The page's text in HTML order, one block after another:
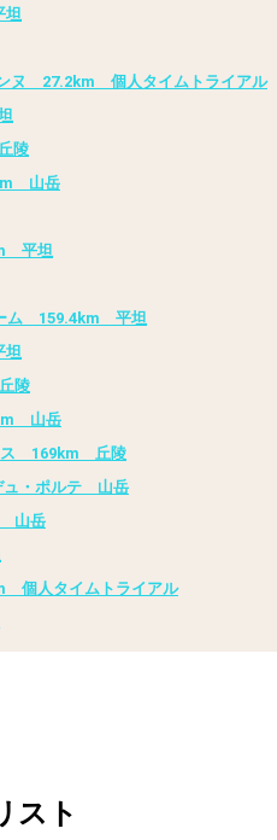
坦
ヌ 27.2km 個人タイムトライアル
陵
山岳
平坦
ム 159.4km 平坦
坦
陵
山岳
ス 169km 丘陵
ュ・ポルテ 山岳
山岳
個人タイムトライアル
スト